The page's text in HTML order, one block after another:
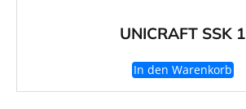
UNICRAFT SSK 1
In den Warenkorb